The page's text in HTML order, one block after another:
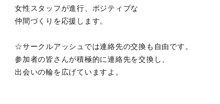
女性スタッフが進行、ポジティブな
仲間づくりを応援します。
☆サークルアッシュでは連絡先の交換も自由です。
参加者の皆さんが積極的に連絡先を交換し、
出会いの輪を広げていますよ。